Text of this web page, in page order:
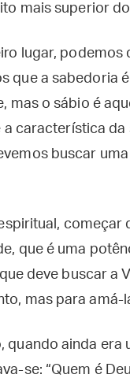
mais superior
lugar, podemos
que a sabedoria
mas o sábio é
a característica
buscar
que é uma
deve buscar a
mas para amá-
quando ainda era
se: “Quem é